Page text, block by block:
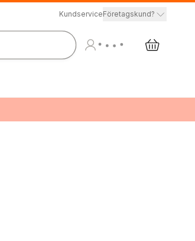
KundserviceFöretagskund?